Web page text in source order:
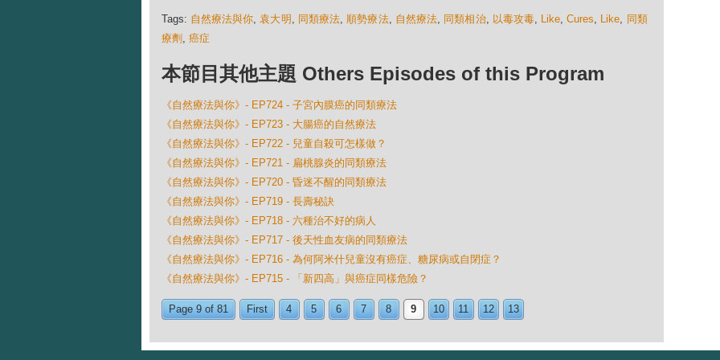
Tags: 自然療法與你,袁大明 , 同類療法, 順勢療法, 自然療法, 同類相治, 以毒攻毒, Like,Cures, Like, 同類
療劑 , 癌症
本節目其他主題 Others Episodes of this Program
《自然療法與你》- EP724 - 子宮內膜癌的同類療法
《自然療法與你》- EP723 - 大腸癌的自然療法
《自然療法與你》- EP722 - 兒童自殺可怎樣做？
《自然療法與你》- EP721 - 扁桃腺炎的同類療法
《自然療法與你》- EP720 - 昏迷不醒的同類療法
《自然療法與你》- EP719 - 長壽秘訣
《自然療法與你》- EP718 - 六種治不好的病人
《自然療法與你》- EP717 - 後天性血友病的同類療法
《自然療法與你》- EP716 - 為何阿米什兒童沒有癌症、糖尿病或自閉症？
《自然療法與你》- EP715 - 「新四高」與癌症同樣危險？
Page 9 of 81 First 4 5 6 7 8 9 10 11 12 13